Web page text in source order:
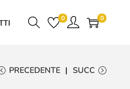
0 0
PRECEDENTE SUCC